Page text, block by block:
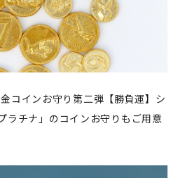
コインお守り第二弾【勝負運】シ
ラチナ」のコインお守りもご用意